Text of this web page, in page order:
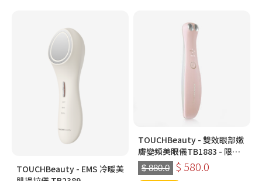
TOUCHBeauty - EMS 冷暖美
TOUCHBeauty - 雙效眼部嫩
膚變頻美眼儀TB1883 - 限量
版：粉紅色
$ 880.0 $ 580.0